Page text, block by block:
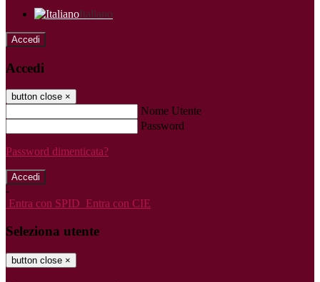
Italiano
Accedi
Accedi
button close ×
Nome Utente
Password
Password dimenticata?
-
Entra con SPID Entra con CIE
Seleziona utente
button close ×